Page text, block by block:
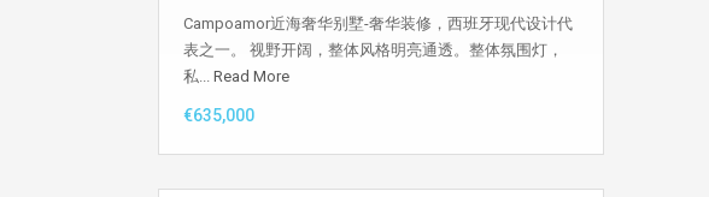
Campoamor近海奢华别墅-奢华装修，西班牙现代设计代
表之一。 视野开阔，整体风格明亮通透。整体氛围灯，
私... Read More
€635,000